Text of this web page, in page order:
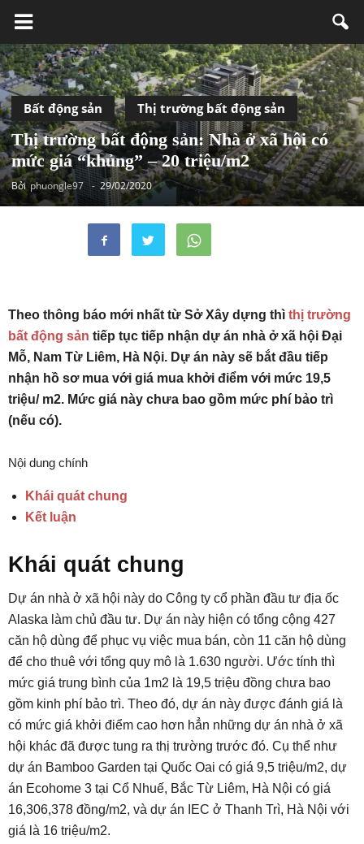
Bất động sản Thị trường bất động sản
Thị trường bất động sản: Nhà ở xã hội có
mức giá “khủng” – 20 triệu/m2
Bởi phuongle97 - 29/02/2020
Theo thông báo mới nhất từ Sở Xây dựng thì thị trường
bất động sản tiếp tục tiếp nhận dự án nhà ở xã hội Đại
Mỗ, Nam Từ Liêm, Hà Nội. Dự án này sẽ bắt đầu tiếp
nhận hồ sơ mua với giá mua khởi điểm với mức 19,5
triệu/ m2. Mức giá này chưa bao gồm mức phí bảo trì
(nếu có).
Nội dung chính
Khái quát chung
Kết luận
Khái quát chung
Dự án nhà ở xã hội này do Công ty cổ phần đầu tư địa ốc
Alaska làm chủ đầu tư. Dự án này hiện có tổng cộng 427
căn hộ dùng để phục vụ việc mua bán, còn 11 căn hộ dùng
để cho thuê với tổng quy mô là 1.630 người. Ước tính thì
mức giá trung bình của 1m2 là 19,5 triệu đồng chưa bao
gồm kinh phí bảo trì. Theo đó, dự án này được đánh giá là
có mức giá khởi điểm cao hơn hẳn những dự án nhà ở xã
hội khác đã được tung ra thị trường trước đó. Cụ thể như
dự án Bamboo Garden tại Quốc Oai có giá 9,5 triệu/m2, dự
án Ecohome 3 tại Cổ Nhuế, Bắc Từ Liêm, Hà Nội có giá
16,306,378 đồng/m2, và dự án IEC ở Thanh Trì, Hà Nội với
giá là 16 triệu/m2.